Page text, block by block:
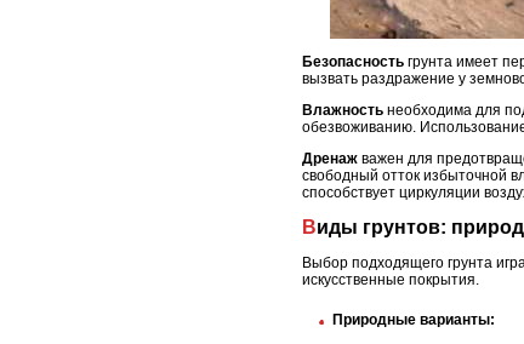
Безопасность грунта имеет
вызвать раздражение у
Влажность необходима для
обезвоживанию.
Дренаж важен для
свободный отток избыточной
способствует циркуляции
Виды грунтов:
Выбор подходящего грунта
искусственные покрытия.
Природные варианты: